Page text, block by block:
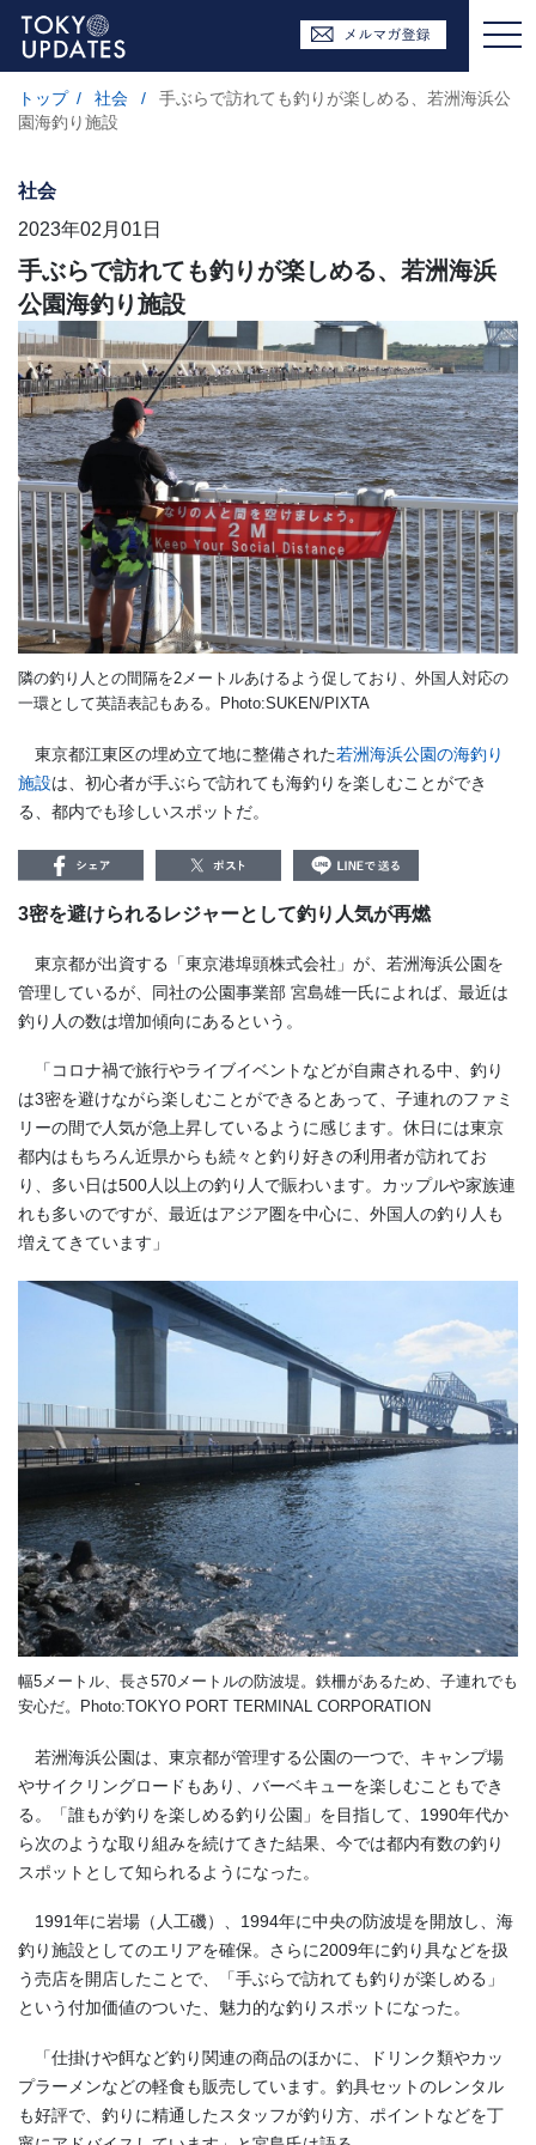
トップ / 社会 /
手ぶらで訪れても釣りが楽しめる、若洲海浜公
園海釣り施設
社会
2023年02月01日
手ぶらで訪れても釣りが楽しめる、若洲海浜
公園海釣り施設
隣の釣り人との間隔を2メートルあけるよう促しており、外国人対応の
一環として英語表記もある。Photo:SUKEN/PIXTA
東京都江東区の埋め立て地に整備された若洲海浜公園の海釣り
施設は、初心者が手ぶらで訪れても海釣りを楽しむことができ
る、都内でも珍しいスポットだ。
3密を避けられるレジャーとして釣り人気が再燃
東京都が出資する「東京港埠頭株式会社」が、若洲海浜公園を
管理しているが、同社の公園事業部 宮島雄一氏によれば、最近は
釣り人の数は増加傾向にあるという。
「コロナ禍で旅行やライブイベントなどが自粛される中、釣り
は3密を避けながら楽しむことができるとあって、子連れのファミ
リーの間で人気が急上昇しているように感じます。休日には東京
都内はもちろん近県からも続々と釣り好きの利用者が訪れてお
り、多い日は500人以上の釣り人で賑わいます。カップルや家族連
れも多いのですが、最近はアジア圏を中心に、外国人の釣り人も
増えてきています」
幅5メートル、長さ570メートルの防波堤。鉄柵があるため、子連れでも
安心だ。Photo:TOKYO PORT TERMINAL CORPORATION
若洲海浜公園は、東京都が管理する公園の一つで、キャンプ場
やサイクリングロードもあり、バーベキューを楽しむこともでき
る。「誰もが釣りを楽しめる釣り公園」を目指して、 1990年代か
ら次のような取り組みを続けてきた結果、今では都内有数の釣り
スポットとして知られるようになった。
1991年に岩場（人工磯）、 1994年に中央の防波堤を開放し、海
釣り施設としてのエリアを確保。さらに2009年に釣り具などを扱
う売店を開店したことで、「手ぶらで訪れても釣りが楽しめる」
という付加価値のついた、魅力的な釣りスポットになった。
「仕掛けや餌など釣り関連の商品のほかに、ドリンク類やカッ
プラーメンなどの軽食も販売しています。釣具セットのレンタル
も好評で、釣りに精通したスタッフが釣り方、ポイントなどを丁